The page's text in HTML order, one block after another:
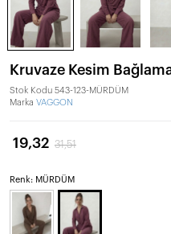
Kruvaze Kesim
Stok Kodu 543-123-MÜRDÜM
Marka VAGGON
19,32 31,51
Renk: MÜRDÜM